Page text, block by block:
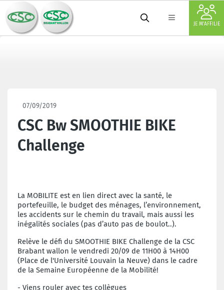
JE M'AFFILIE
07/09/2019
CSC Bw SMOOTHIE BIKE
Challenge
La MOBILITE est en lien direct avec la santé, le
portefeuille, le budget des ménages, l’environnement,
les accidents sur le chemin du travail, mais aussi les
inégalités sociales (pas d’auto pas de boulot..).
Relève le défi du SMOOTHIE BIKE Challenge de la CSC
Brabant wallon le vendredi 20/09 de 11H00 à 14H00
(Place de l'Université Louvain la Neuve) dans le cadre
de la Semaine Européenne de la Mobilité!
- Viens rouler avec tes collègues